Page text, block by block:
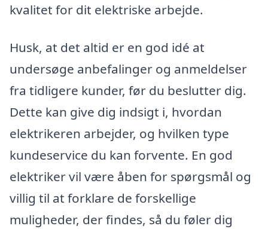
kvalitet for dit elektriske arbejde.
Husk, at det altid er en god idé at
undersøge anbefalinger og anmeldelser
fra tidligere kunder, før du beslutter dig.
Dette kan give dig indsigt i, hvordan
elektrikeren arbejder, og hvilken type
kundeservice du kan forvente. En god
elektriker vil være åben for spørgsmål og
villig til at forklare de forskellige
muligheder, der findes, så du føler dig